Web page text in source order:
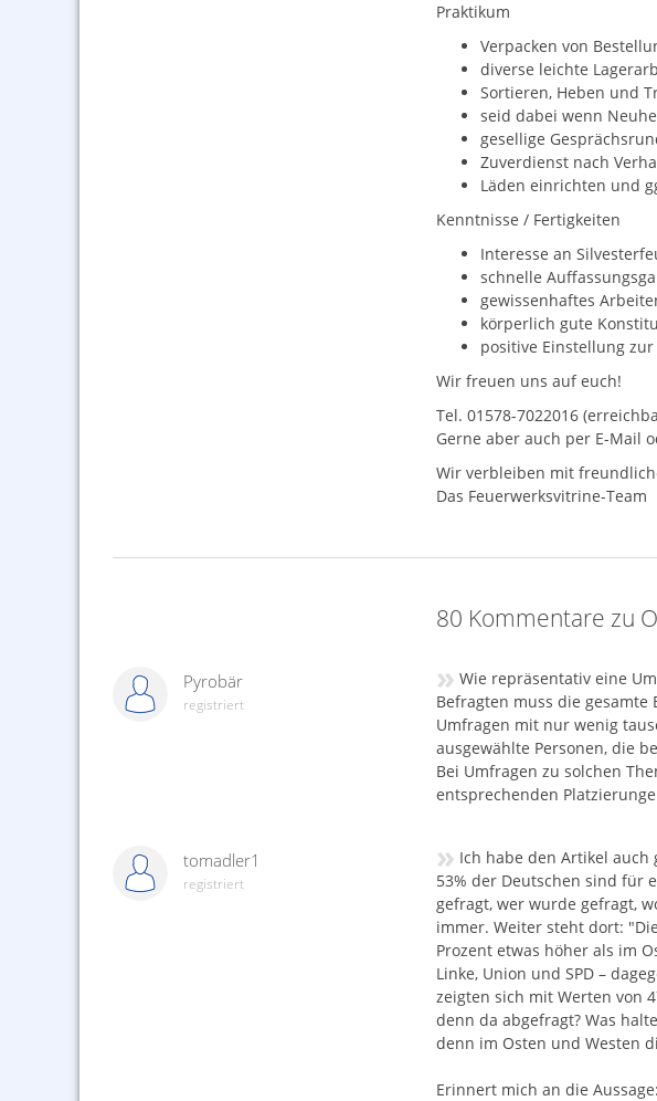
Praktikum
Verpacken von
diverse leichte
Sortieren, Heben und
seid dabei wenn
gesellige
Zuverdienst nach
Läden einrichten und
Kenntnisse / Fertigkeiten
Interesse an
schnelle
gewissenhaftes
körperlich gute
positive Einstellung
Wir freuen uns auf euch!
Tel. 01578-7022016
Gerne aber auch per E-Mail
Wir verbleiben mit
Das Feuerwerksvitrine-Team
80 Kommentare zu
Pyrobär
registriert
» Wie repräsentativ eine
Befragten muss die gesamte
Umfragen mit nur wenig
ausgewählte Personen, die
Bei Umfragen zu solchen
entsprechenden
tomadler1
registriert
» Ich habe den Artikel auch
53% der Deutschen sind für
gefragt, wer wurde gefragt,
immer. Weiter steht dort:
Prozent etwas höher als im
Linke, Union und SPD –
zeigten sich mit Werten von
denn da abgefragt? Was
denn im Osten und Westen
Erinnert mich an die